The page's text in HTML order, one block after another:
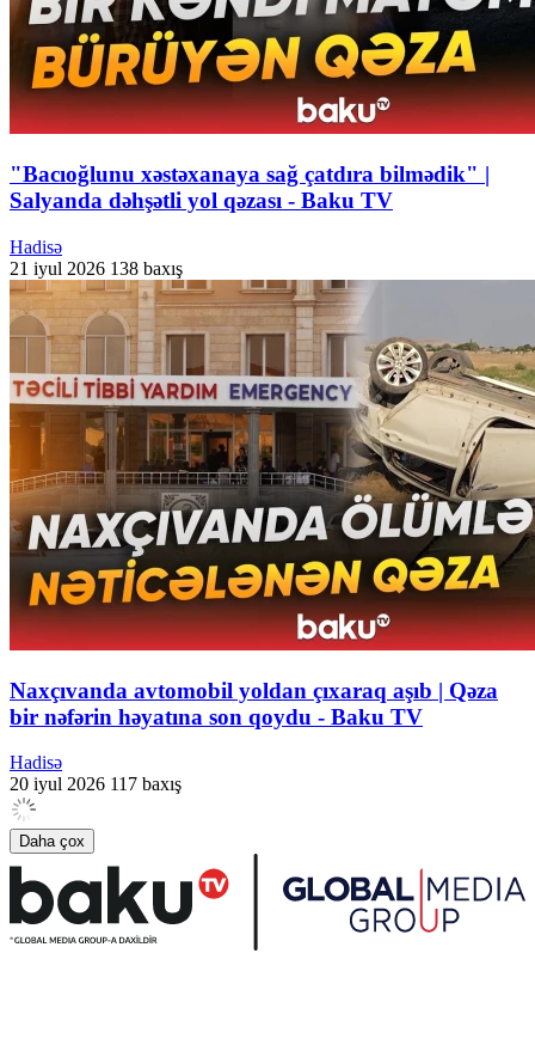
"Bacıoğlunu xəstəxanaya sağ çatdıra bilmədik" |
Salyanda dəhşətli yol qəzası - Baku TV
Hadisə
21 iyul 2026 138 baxış
Naxçıvanda avtomobil yoldan çıxaraq aşıb | Qəza
bir nəfərin həyatına son qoydu - Baku TV
Hadisə
20 iyul 2026 117 baxış
Daha çox